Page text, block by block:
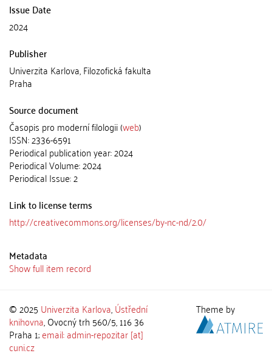
Issue Date
2024
Publisher
Univerzita Karlova, Filozofická fakulta
Praha
Source document
Časopis pro moderní filologii (web)
ISSN: 2336-6591
Periodical publication year: 2024
Periodical Volume: 2024
Periodical Issue: 2
Link to license terms
http://creativecommons.org/licenses/by-nc-nd/2.0/
Metadata
Show full item record
© 2025 Univerzita Karlova,Ústřední
knihovna, Ovocný trh 560/5, 116 36
Praha 1;email: admin-repozitar [at]
cuni.cz
Theme by